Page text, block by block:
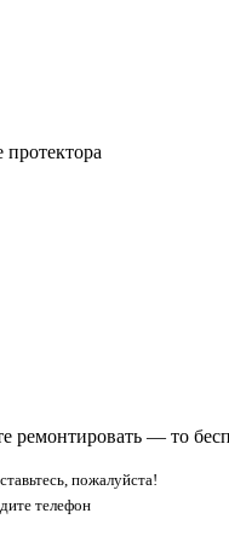
ремонтировать — то
пожалуйста!
телефон